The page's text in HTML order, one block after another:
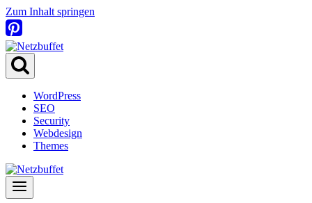
Zum Inhalt springen
WordPress
SEO
Security
Webdesign
Themes